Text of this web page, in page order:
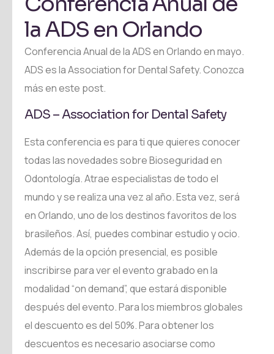
la ADS en Orlando
Conferencia Anual de la ADS en Orlando en mayo.
ADS es la Association for Dental Safety. Conozca
más en este post.
ADS – Association for Dental Safety
Esta conferencia es para ti que quieres conocer
todas las novedades sobre Bioseguridad en
Odontología. Atrae especialistas de todo el
mundo y se realiza una vez al año. Esta vez, será
en Orlando, uno de los destinos favoritos de los
brasileños. Así, puedes combinar estudio y ocio.
Además de la opción presencial, es posible
inscribirse para ver el evento grabado en la
modalidad “on demand”, que estará disponible
después del evento. Para los miembros globales
el descuento es del 50%. Para obtener los
descuentos es necesario asociarse como